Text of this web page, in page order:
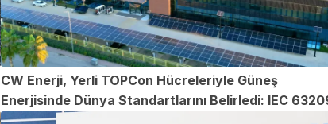
CW Enerji, Yerli TOPCon Hücreleriyle Güneş
Enerjisinde Dünya Standartlarını Belirledi: IEC
Sertifikasıyla Uzun Ömür ve Performans